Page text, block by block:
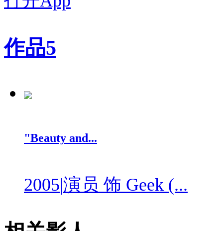
作品5
"Beauty and...
2005|演员 饰 Geek (...